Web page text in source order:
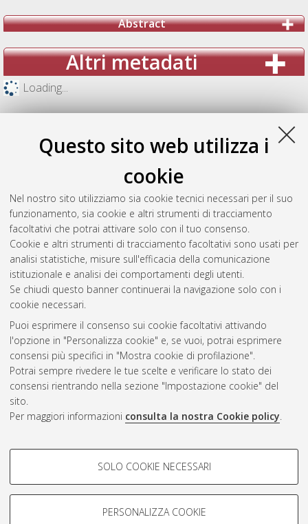
Questo sito web utilizza i
cookie
Nel nostro sito utilizziamo sia cookie tecnici necessari per il suo
funzionamento, sia cookie e altri strumenti di tracciamento
facoltativi che potrai attivare solo con il tuo consenso.
Cookie e altri strumenti di tracciamento facoltativi sono usati per
analisi statistiche, misure sull'efficacia della comunicazione
istituzionale e analisi dei comportamenti degli utenti.
Se chiudi questo banner continuerai la navigazione solo con i
cookie necessari.
Puoi esprimere il consenso sui cookie facoltativi attivando
l'opzione in "Personalizza cookie" e, se vuoi, potrai esprimere
consensi più specifici in "Mostra cookie di profilazione".
Potrai sempre rivedere le tue scelte e verificare lo stato dei
consensi rientrando nella sezione "Impostazione cookie" del
sito.
Per maggiori informazioni consulta la nostra Cookie policy.
COOKIE DI PROFILAZIONE -
Si tratta di cookie utilizzati per analizzare le caratteristiche della
navigazione degli utenti, creare profili in base al loro comportamento
SOLO COOKIE NECESSARI
PERSONALIZZA COOKIE
Abstract
Altri metadati
Loading...
Gestione del documento:
Atom
Rss 1.0
Rss 2.0
AMS Laurea
Impostazioni Cookie
Informativa sulla privacy
Condizioni d’uso del sito